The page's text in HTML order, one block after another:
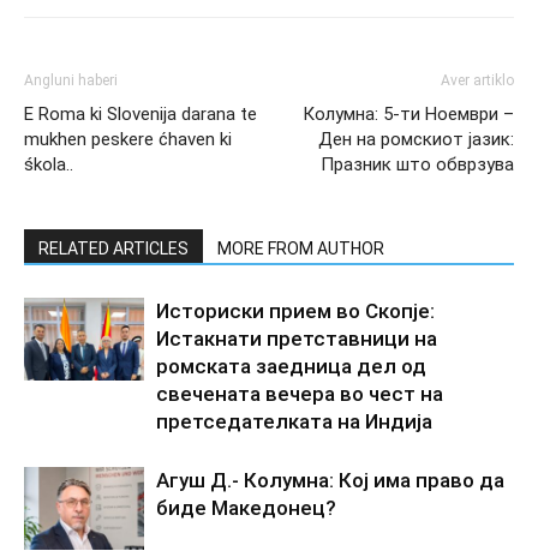
Angluni haberi
E Roma ki Slovenija darana te
mukhen peskere ćhaven ki
śkola..
Aver artiklo
Колумна: 5-ти Ноември –
Ден на ромскиот јазик:
Празник што обврзува
RELATED ARTICLES MORE FROM AUTHOR
Историски прием во Скопје:
Истакнати претставници на
ромската заедница дел од
свечената вечера во чест на
претседателката на Индија
Агуш Д.- Колумна: Кој има право да
биде Македонец?